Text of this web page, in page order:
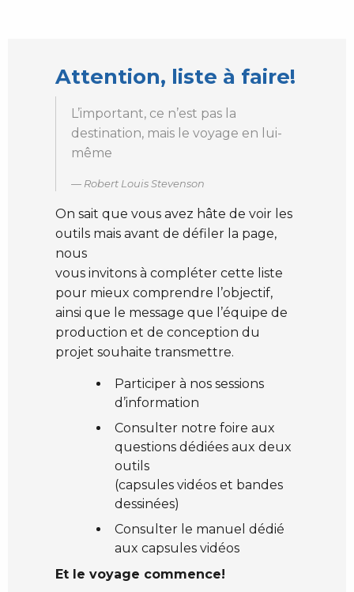
Attention, liste à faire!
L’important, ce n’est pas la
destination, mais le voyage en lui-
même
Robert Louis Stevenson
On sait que vous avez hâte de voir les
outils mais avant de défiler la page,
nous
vous invitons à compléter cette liste
pour mieux comprendre l’objectif,
ainsi que le message que l’équipe de
production et de conception du
projet souhaite transmettre.
Participer à nos sessions
d’information
Consulter notre foire aux
questions dédiées aux deux
outils
(capsules vidéos et bandes
dessinées)
Consulter le manuel dédié
aux capsules vidéos
Et le voyage commence!